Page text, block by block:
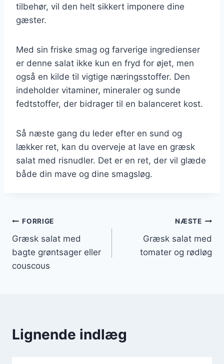
tilbehør, vil den helt sikkert imponere dine
gæster.
Med sin friske smag og farverige ingredienser
er denne salat ikke kun en fryd for øjet, men
også en kilde til vigtige næringsstoffer. Den
indeholder vitaminer, mineraler og sunde
fedtstoffer, der bidrager til en balanceret kost.
Så næste gang du leder efter en sund og
lækker ret, kan du overveje at lave en græsk
salat med risnudler. Det er en ret, der vil glæde
både din mave og dine smagsløg.
Indlægsnavigation
FORRIGE
Græsk salat med
bagte grøntsager eller
couscous
NÆSTE
Græsk salat med
tomater og rødløg
Lignende indlæg